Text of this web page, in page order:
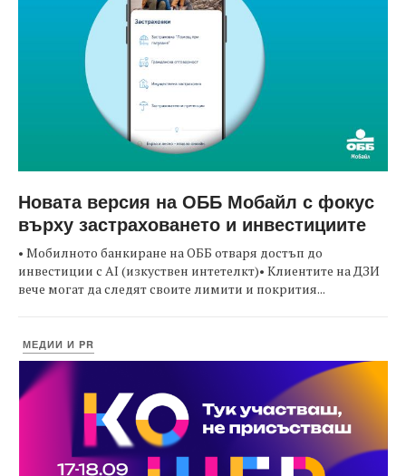
Новата версия на ОББ Мобайл с фокус
върху застраховането и инвестициите
• Мобилното банкиране на ОББ отваря достъп до
инвестиции с AI (изкуствен интетелкт)• Клиентите на ДЗИ
вече могат да следят своите лимити и покрития...
МЕДИИ И PR